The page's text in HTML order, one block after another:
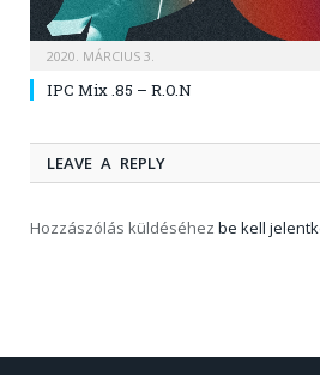
2020. MÁRCIUS 3.
IPC Mix .85 – R.O.N
LEAVE A REPLY
Hozzászólás küldéséhez be kell